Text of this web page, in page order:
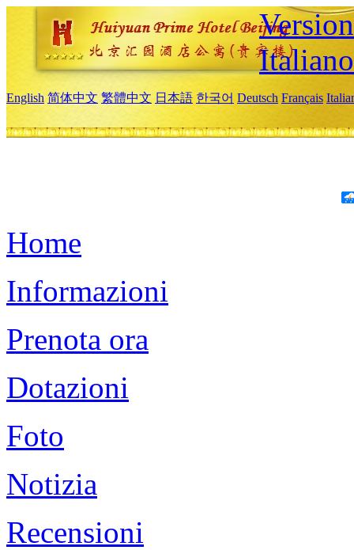
Italiano
English 简体中文 繁體中文 日本語 한국어 Deutsch Français
Home
Informazioni
Prenota ora
Dotazioni
Foto
Notizia
Recensioni